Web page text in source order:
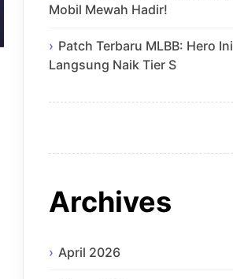
Mobil Mewah Hadir!
Patch Terbaru MLBB: Hero Ini
Langsung Naik Tier S
Archives
April 2026